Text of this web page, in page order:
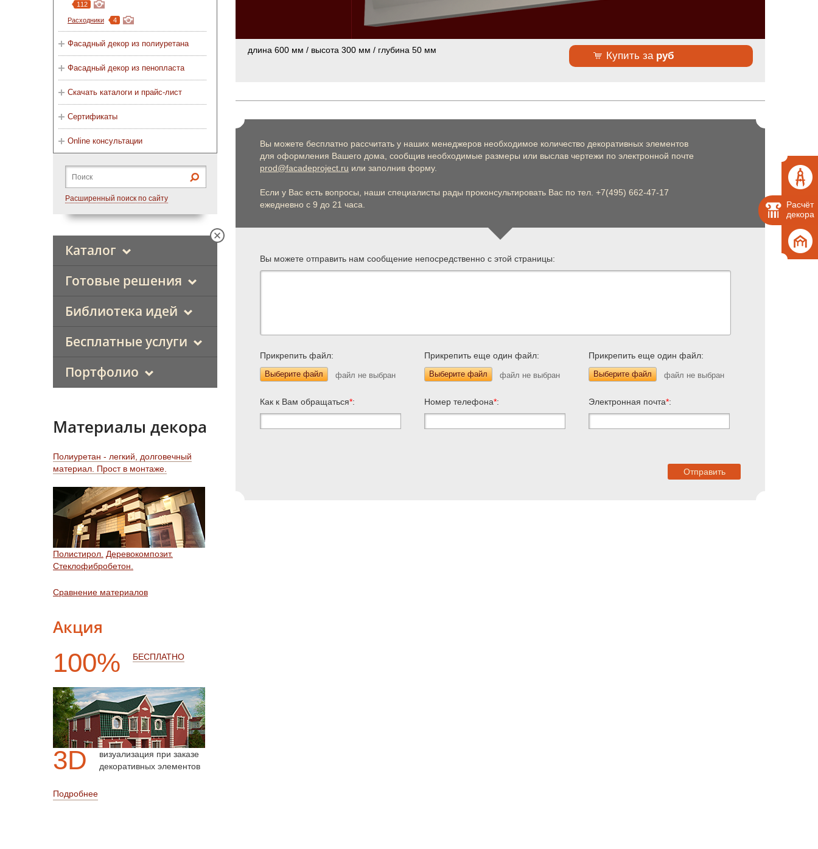
Расчёт
декора
112
Расходники 4
Фасадный декор из полиуретана
Фасадный декор из пенопласта
Скачать каталоги и прайс-лист
Сертификаты
Online консультации
Расширенный поиск по сайту
Каталог
Готовые решения
Библиотека идей
Бесплатные услуги
Портфолио
Материалы декора
Полиуретан - легкий, долговечный
материал. Прост в монтаже.
Полистирол. Деревокомпозит.
Стеклофибробетон.
Сравнение материалов
Акция
100% БЕСПЛАТНО
3D
визуализация при заказе
декоративных элементов
Подробнее
Купить заруб
длина 600 мм / высота 300 мм / глубина 50 мм
Вы можете бесплатно рассчитать у наших менеджеров необходимое количество декоративных элементов
для оформления Вашего дома, сообщив необходимые размеры или выслав чертежи по электронной почте
prod@facadeproject.ru или заполнив форму.
Если у Вас есть вопросы, наши специалисты рады проконсультировать Вас по тел. +7(495) 662-47-17
ежедневно с 9 до 21 часа.
Вы можете отправить нам сообщение непосредственно с этой страницы:
Прикрепить файл:
Выберите файл
Прикрепить еще один файл:
Выберите файл
Прикрепить еще один файл:
Выберите файл
Как к Вам обращаться*: Номер телефона*: Электронная почта*: